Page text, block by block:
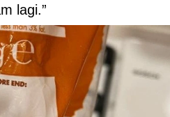
lagi.”